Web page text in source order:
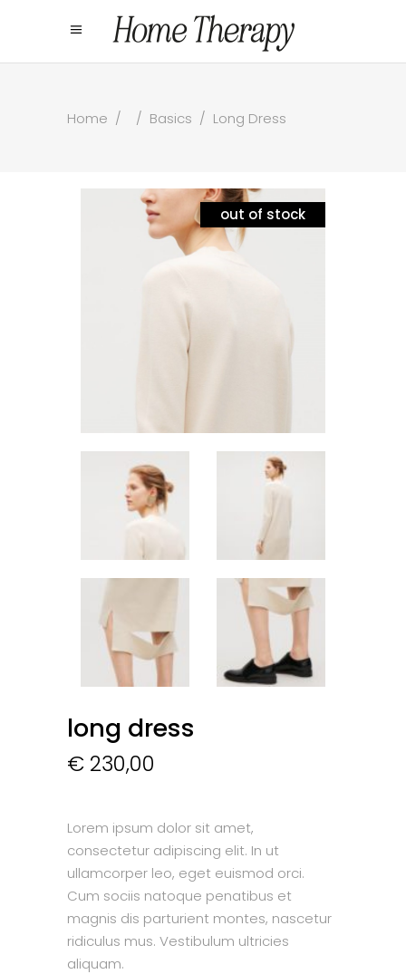
Home / / Basics / Long Dress
out of stock
long dress
€ 230,00
Lorem ipsum dolor sit amet,
consectetur adipiscing elit. In ut
ullamcorper leo, eget euismod orci.
Cum sociis natoque penatibus et
magnis dis parturient montes, nascetur
ridiculus mus. Vestibulum ultricies
aliquam.